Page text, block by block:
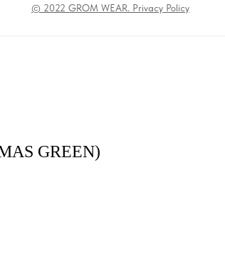
© 2022 GROM WEAR. Privacy Policy
GREEN)